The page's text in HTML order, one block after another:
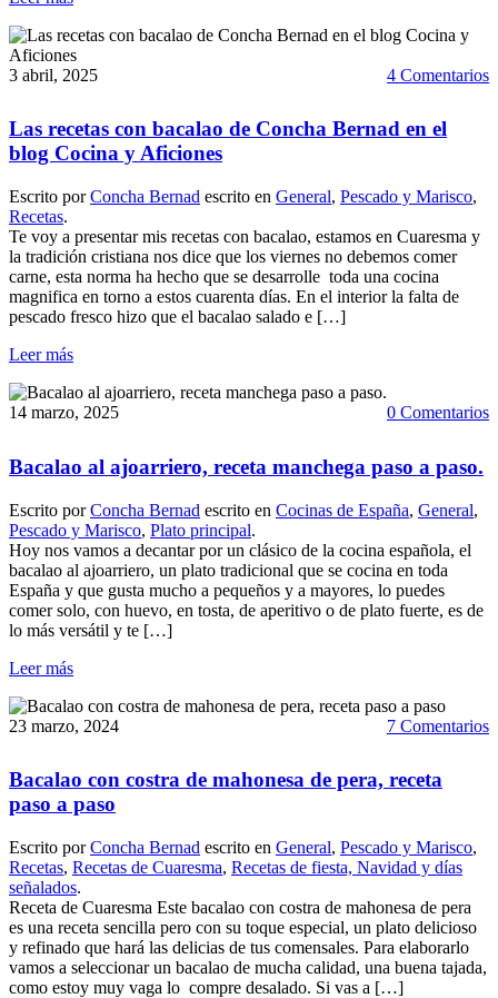
3 abril, 2025 4 Comentarios
Las recetas con bacalao de Concha Bernad en el
blog Cocina y Aficiones
Escrito porConcha Bernad escrito en General, Pescado y Marisco,
Recetas.
Te voy a presentar mis recetas con bacalao, estamos en Cuaresma y
la tradición cristiana nos dice que los viernes no debemos comer
carne, esta norma ha hecho que se desarrolle toda una cocina
magnifica en torno a estos cuarenta días. En el interior la falta de
pescado fresco hizo que el bacalao salado e […]
Leer más
14 marzo, 2025 0 Comentarios
Bacalao al ajoarriero, receta manchega paso a paso.
Escrito porConcha Bernad escrito en Cocinas de España, General,
Pescado y Marisco, Plato principal.
Hoy nos vamos a decantar por un clásico de la cocina española, el
bacalao al ajoarriero, un plato tradicional que se cocina en toda
España y que gusta mucho a pequeños y a mayores, lo puedes
comer solo, con huevo, en tosta, de aperitivo o de plato fuerte, es de
lo más versátil y te […]
Leer más
23 marzo, 2024 7 Comentarios
Bacalao con costra de mahonesa de pera, receta
paso a paso
Escrito porConcha Bernad escrito en General, Pescado y Marisco,
Recetas, Recetas de Cuaresma, Recetas de fiesta, Navidad y días
señalados.
Receta de Cuaresma Este bacalao con costra de mahonesa de pera
es una receta sencilla pero con su toque especial, un plato delicioso
y refinado que hará las delicias de tus comensales. Para elaborarlo
vamos a seleccionar un bacalao de mucha calidad, una buena tajada,
como estoy muy vaga lo compre desalado. Si vas a […]